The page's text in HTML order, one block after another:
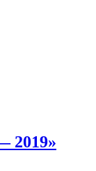
2019»